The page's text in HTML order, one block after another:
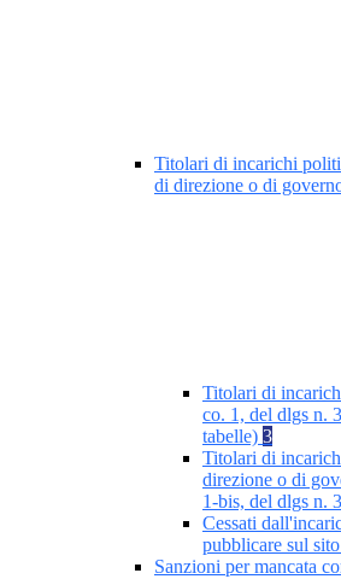
Titolari di incarichi
di direzione o di
Titolari di
co. 1, del dlgs n.
tabelle) 3
Titolari di
direzione o di
1-bis, del dlgs n.
Cessati
pubblicare sul
Sanzioni per mancata